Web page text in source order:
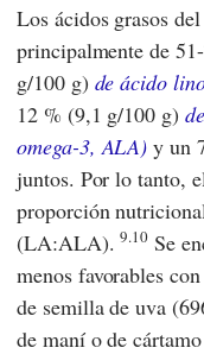
Los ácidos grasos
principalmente de
g/100 g) de ácido
12 % (9,1 g/100 g)
omega-3, ALA) y un
juntos. Por lo tanto,
proporción
(LA:ALA).9.10 Se
menos favorables
de semilla de uva
de maní o de